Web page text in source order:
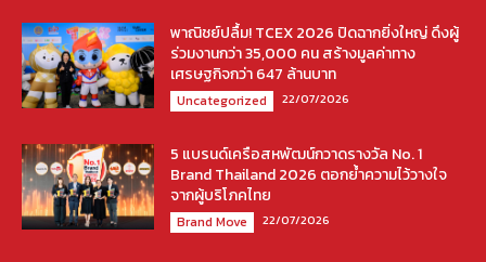
พาณิชย์ปลื้ม! TCEX 2026 ปิดฉากยิ่งใหญ่ ดึงผู้
ร่วมงานกว่า 35,000 คน สร้างมูลค่าทาง
เศรษฐกิจกว่า 647 ล้านบาท
Uncategorized 22/07/2026
5 แบรนด์เครือสหพัฒน์กวาดรางวัล No. 1
Brand Thailand 2026 ตอกย้ำความไว้วางใจ
จากผู้บริโภคไทย
Brand Move 22/07/2026